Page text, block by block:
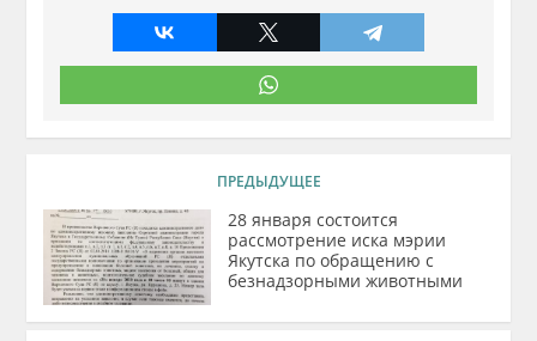
ПРЕДЫДУЩЕЕ
28 января состоится
рассмотрение иска мэрии
Якутска по обращению с
безнадзорными животными